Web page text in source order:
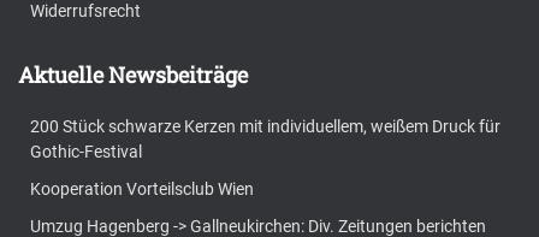
Widerrufsrecht
Aktuelle Newsbeiträge
200 Stück schwarze Kerzen mit individuellem, weißem Druck für
Gothic-Festival
Kooperation Vorteilsclub Wien
Umzug Hagenberg -> Gallneukirchen: Div. Zeitungen berichten